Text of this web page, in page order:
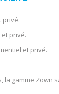
privé.
privé.
et privé.
la gamme Zown